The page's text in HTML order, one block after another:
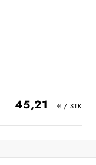
45,21